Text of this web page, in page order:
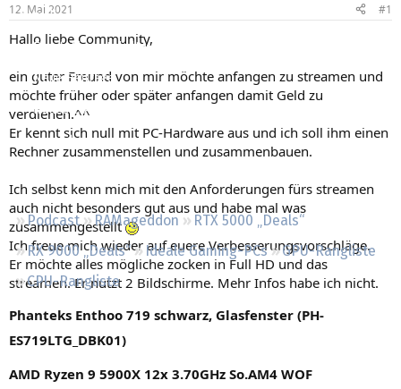
Aktuelles
Empfohlene Inhalte
Neue Beiträge
Neueste Aktivitäten
Leserartikel
Podcast RAMageddon
RTX 5000 „Deals“
RX 9000 „Deals“
Ideale Gaming-PCs
GPU-Rangliste
CPU-Rangliste
m
12. Mai 2021 #1
Hallo liebe Community,
ein guter Freund von mir möchte anfangen zu streamen und
möchte früher oder später anfangen damit Geld zu
verdienen.^^
Er kennt sich null mit PC-Hardware aus und ich soll ihm einen
Rechner zusammenstellen und zusammenbauen.
Ich selbst kenn mich mit den Anforderungen fürs streamen
auch nicht besonders gut aus und habe mal was
zusammengestellt
Ich freue mich wieder auf euere Verbesserungsvorschläge.
Er möchte alles mögliche zocken in Full HD und das
streamen. Er nutzt 2 Bildschirme. Mehr Infos habe ich nicht.
Phanteks Enthoo 719 schwarz, Glasfenster (PH-
ES719LTG_DBK01)
AMD Ryzen 9 5900X 12x 3.70GHz So.AM4 WOF